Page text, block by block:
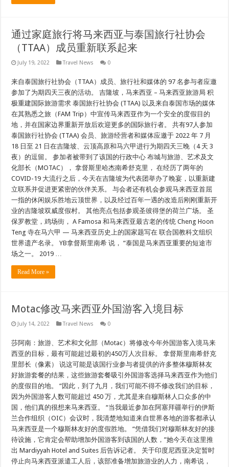
通过家庭旅行将马来西亚与泰国旅行社协会
（TTAA）成员重新联系起来
July 19, 2022 Travel News 0
来自泰国旅行社协会（TTAA）成员、旅行社和媒体的 97 名参与者应邀
参加了为期四天三夜的活动。 吉隆坡，马来西亚 – 马来西亚旅游局 积
极重建国际旅游需求 泰国旅行社协会 (TTAA) 以及来自泰国市场的媒体
在其熟悉之旅（FAM Trip）中宣传马来西亚作为一个安全的度假目的
地，并在国家边界重新开放后欢迎更多的国际旅行者。 共有97人参加
泰国旅行社协会 (TTAA) 会员、旅游经营者和媒体应邀于 2022 年 7 月
18 日至 21 日在吉隆坡、云顶高原和马六甲进行为期四天三晚（4 天 3
夜）的逗留。 参加者被带到了该国的行政中心 布城与旅游、艺术及文
化部长（MOTAC）， 拿督斯里哈杰南希舒克里， 在经历了两年的
COVID-19 大流行之后，今天在吉隆坡为代表团举办了晚宴，以重新建
立联系并促进更紧密的伙伴关系。 与会者还有机会参观马来西亚首屈
一指的休闲娱乐胜地云顶世界，以及经过百年一遇的改造后刚刚重新开
业的吉隆坡双威度假村。 其他亮点包括参观圣彼得堡的荷兰广场。 圣
保罗教堂，鸡场街， A Famosa 和马来西亚最古老的传统 Cheng Hoon
Teng 寺在马六甲 — 马来西亚历史上的国家题写在 联合国教科文组织
世界遗产名录。 YB拿督斯里南希 说， “泰国是马来西亚重要的短途市
场之一。 2019 …
Read More »
Motac修改马来西亚外国游客入境目标
July 14, 2022 Travel News 0
莎阿南：旅游、艺术和文化部（Motac）将修改今年外国游客入境马来
西亚的目标，最有可能超过最初的450万人次目标。 拿督斯里南希舒克
里部长（像素） 说这可能是该国行业参与者提供的许多整体穆斯林友
好旅游套餐的结果，这些旅游套餐吸引外国游客选择马来西亚作为他们
的度假目的地。 “因此，到了九月，我们可能不得不修改我们的目标，
因为外国游客人数可能超过 450 万，尤其是来自穆斯林人口众多的中
国，他们真的很想来马来西亚。 “当我最近参加在阿塞拜疆举行的伊斯
兰合作组织（OIC）会议时，我清楚地知道来自世界各地的游客都承认
马来西亚是一个穆斯林友好的度假胜地。 “凭借我们对穆斯林友好的接
待设施，它肯定会帮助增加外国游客到该国的人数，”她今天在这里推
出 Mardiyyah Hotel and Suites 后告诉记者。 关于印度尼西亚决定暂时
停止向马来西亚派遣工人后，该部准备增加旅游业的人力，南希说，